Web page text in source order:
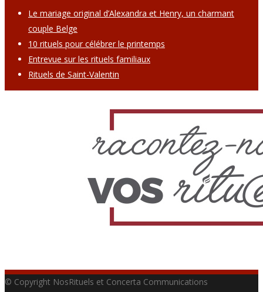
Le mariage original d’Alexandra et Henry, un charmant
couple Belge
10 rituels pour célébrer le printemps
Entrevue sur les rituels familiaux
Rituels de Saint-Valentin
© Copyright NosRituels et Concerta Communications